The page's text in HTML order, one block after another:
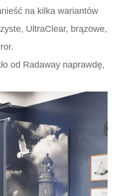
na kilka wariantów
UltraClear, brązowe,
od Radaway naprawdę,